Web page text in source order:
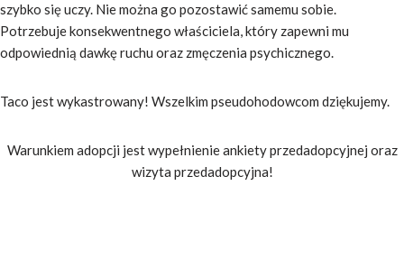
szybko się uczy. Nie można go pozostawić samemu sobie.
Potrzebuje konsekwentnego właściciela, który zapewni mu
odpowiednią dawkę ruchu oraz zmęczenia psychicznego.
Taco jest wykastrowany! Wszelkim pseudohodowcom dziękujemy.
Warunkiem adopcji jest wypełnienie ankiety przedadopcyjnej oraz
wizyta przedadopcyjna!